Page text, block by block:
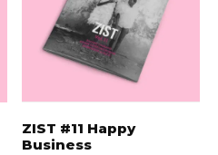
ZIST #11 Happy
Business